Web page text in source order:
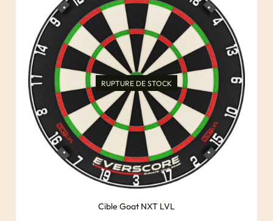
RUPTURE DE STOCK
Cible Goat NXT LVL